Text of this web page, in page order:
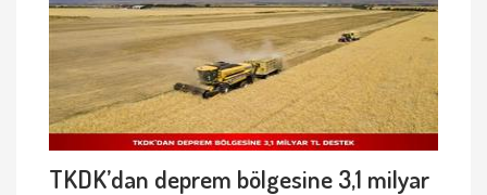
TKDK’dan deprem bölgesine 3,1 milyar